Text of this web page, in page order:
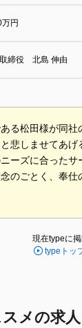
円
締役 北島 伸由
る松田様が同
悲しませてあ
ーズに合った
のごとく、奉
現在typeに掲
typeトッ
メの求人